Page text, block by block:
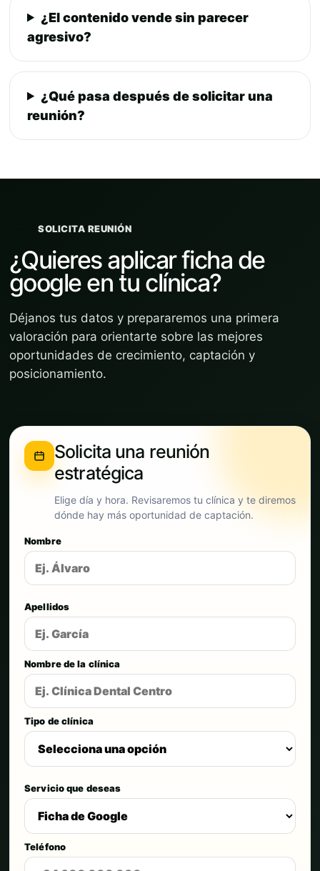
¿El contenido vende sin parecer
agresivo?
¿Qué pasa después de solicitar una
reunión?
SOLICITA REUNIÓN
¿Quieres aplicar ficha de
google en tu clínica?
Déjanos tus datos y prepararemos una primera
valoración para orientarte sobre las mejores
oportunidades de crecimiento, captación y
posicionamiento.
Solicita una reunión
estratégica
Elige día y hora. Revisaremos tu clínica y te diremos
dónde hay más oportunidad de captación.
Nombre
Apellidos
Nombre de la clínica
Tipo de clínica
Servicio que deseas
Teléfono